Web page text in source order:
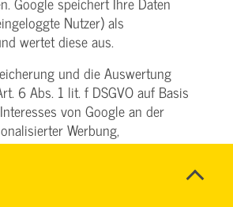
Nutzer) als
wertet diese aus.
und die Auswertung
6 Abs. 1 lit. f DSGVO auf Basis
von Google an der
Werbung,
oder der bedarfsgerechten
Websites. Ihnen steht ein
gegen die Bildung dieser